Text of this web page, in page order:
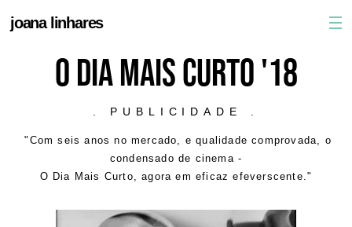
joana linhares
O DIA MAIS CURTO '18
. PUBLICIDADE .
"Com seis anos no mercado, e qualidade comprovada, o
condensado de cinema -
O Dia Mais Curto, agora em eficaz efeverscente."